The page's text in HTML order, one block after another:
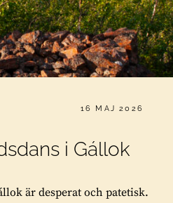
PUBLICERAT
16 MAJ 2026
i Gállok
är desperat och patetisk.